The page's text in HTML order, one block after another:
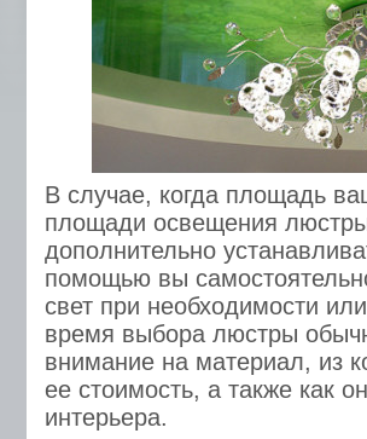
В случае, когда площадь
площади освещения
дополнительно
помощью вы
свет при необходимости
время выбора люстры
внимание на материал, из
ее стоимость, а также как
интерьера.